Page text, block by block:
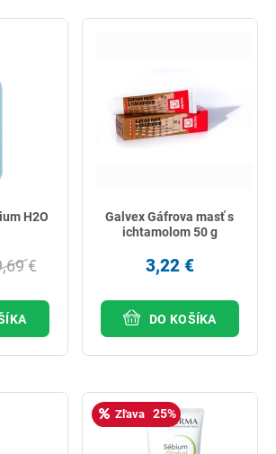
H2O
€
Galvex Gáfrova masť s
ichtamolom 50 g
3,22 €
DO KOŠÍKA
Zľava 25%